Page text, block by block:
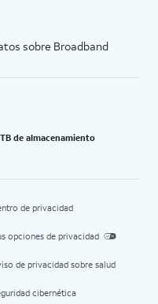
sobre Broadband
de almacenamiento
de privacidad
opciones de privacidad
de privacidad sobre salud
cibernética